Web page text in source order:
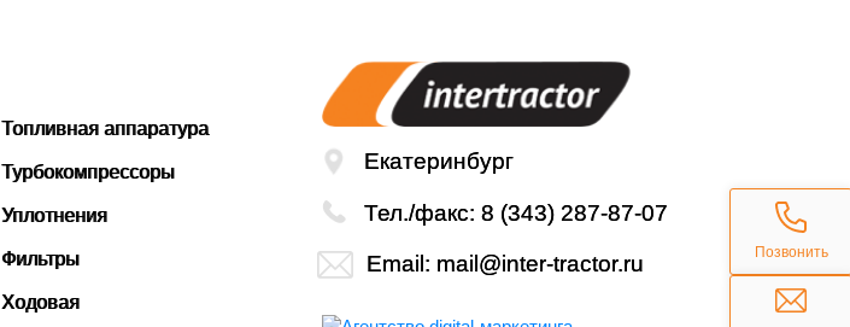
Топливная аппаратура
Турбокомпрессоры
Уплотнения
Фильтры
Ходовая
Екатеринбург
Тел./факс: 8 (343) 287-87-07
Email: mail@inter-tractor.ru Позвонить